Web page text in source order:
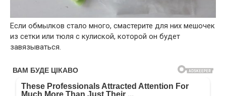
Если обмылков стало много, смастерите для них мешочек
из сетки или тюля с кулиской, которой он будет
завязываться.